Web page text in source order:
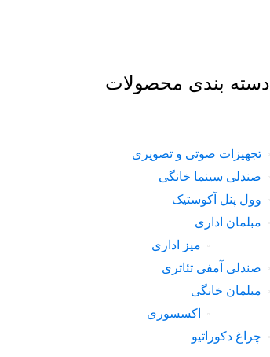
دسته بندی محصولات
تجهیزات صوتی و تصویری
صندلی سینما خانگی
وول پنل آکوستیک
مبلمان اداری
میز اداری
صندلی آمفی تئاتری
مبلمان خانگی
اکسسوری
چراغ دکوراتیو